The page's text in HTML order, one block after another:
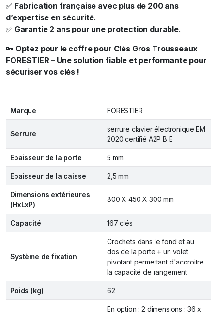
✅ Fabrication française avec plus de 200 ans
d’expertise en sécurité.
✅ Garantie 2 ans pour une protection durable.
🔑 Optez pour le coffre pour Clés Gros Trousseaux
FORESTIER – Une solution fiable et performante pour
sécuriser vos clés !
Marque FORESTIER
Serrure
serrure clavier électronique EM
2020 certifié A2P B E
Epaisseur de la porte 5 mm
Epaisseur de la caisse 2,5 mm
Dimensions extérieures
(HxLxP)
800 X 450 X 300 mm
Capacité 167 clés
Système de fixation
Crochets dans le fond et au
dos de la porte + un volet
pivotant permettant d'accroitre
la capacité de rangement
Poids (kg) 62
En option : 2 dimensions : 36 x